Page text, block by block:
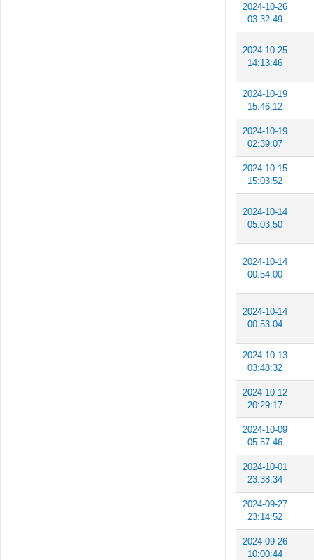
2024-10-26
03:32:49
2024-10-25
14:13:46
2024-10-19
15:46:12
2024-10-19
02:39:07
2024-10-15
15:03:52
2024-10-14
05:03:50
2024-10-14
00:54:00
2024-10-14
00:53:04
2024-10-13
03:48:32
2024-10-12
20:29:17
2024-10-09
05:57:46
2024-10-01
23:38:34
2024-09-27
23:14:52
2024-09-26
10:00:44